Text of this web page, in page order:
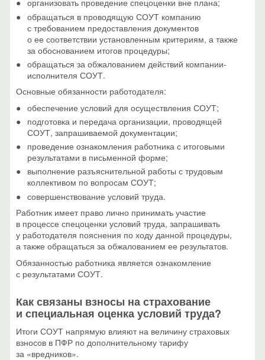
организовать проведение спецоценки вне плана;
обращаться в проводящую СОУТ компанию
с требованием предоставления документов
о ее соответствии установленным критериям, а также
за обоснованием итогов процедуры;
обращаться за обжалованием действий компании-
исполнителя СОУТ.
Основные обязанности работодателя:
обеспечение условий для осуществления СОУТ;
подготовка и передача организации, проводящей
СОУТ, запрашиваемой документации;
проведение ознакомления работника с итоговыми
результатами в письменной форме;
выполнение разъяснительной работы с трудовым
коллективом по вопросам СОУТ;
совершенствование условий труда.
Работник имеет право лично принимать участие
в процессе спецоценки условий труда, запрашивать
у работодателя пояснения по ходу данной процедуры,
а также обращаться за обжалованием ее результатов.
Обязанностью работника является ознакомление
с результатами СОУТ.
Как связаны взносы на страхование
и специальная оценка условий труда?
Итоги СОУТ напрямую влияют на величину страховых
взносов в ПФР по дополнительному тарифу
за «вредников».